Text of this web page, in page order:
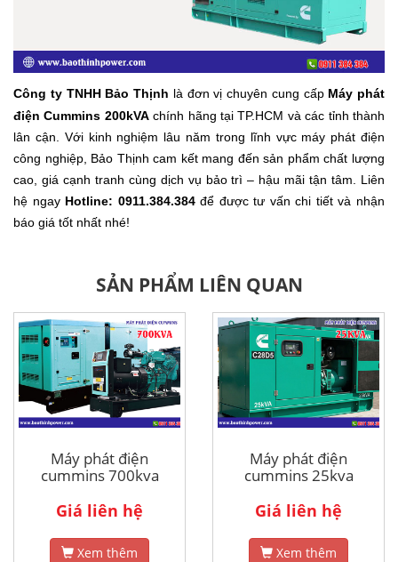
Công ty TNHH Bảo Thịnh là đơn vị chuyên cung cấp Máy phát
điện Cummins 200kVAchính hãng tại TP.HCM và các tỉnh thành
lân cận. Với kinh nghiệm lâu năm trong lĩnh vực máy phát điện
công nghiệp, Bảo Thịnh cam kết mang đến sản phẩm chất lượng
cao, giá cạnh tranh cùng dịch vụ bảo trì – hậu mãi tận tâm. Liên
hệ ngay Hotline: 0911.384.384để được tư vấn chi tiết và nhận
báo giá tốt nhất nhé!
SẢN PHẨM LIÊN QUAN
Máy phát điện
cummins 700kva
Giá liên hệ
Xem thêm
Máy phát điện
cummins 25kva
Giá liên hệ
Xem thêm